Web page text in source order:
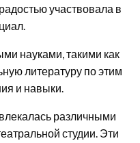
участвовала в
науками, такими как
литературу по этим
и навыки.
различными
студии. Эти